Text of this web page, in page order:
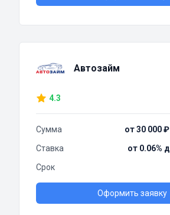
Автозайм
4.3
Сумма
от 30 000
Ставка
от 0.06%
Срок
Оформить заявку